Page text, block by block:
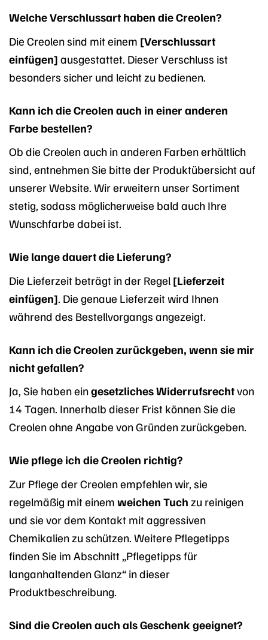
Welche Verschlussart haben die Creolen?
Die Creolen sind mit einem [Verschlussart
einfügen] ausgestattet. Dieser Verschluss ist
besonders sicher und leicht zu bedienen.
Kann ich die Creolen auch in einer anderen
Farbe bestellen?
Ob die Creolen auch in anderen Farben erhältlich
sind, entnehmen Sie bitte der Produktübersicht auf
unserer Website. Wir erweitern unser Sortiment
stetig, sodass möglicherweise bald auch Ihre
Wunschfarbe dabei ist.
Wie lange dauert die Lieferung?
Die Lieferzeit beträgt in der Regel [Lieferzeit
einfügen] . Die genaue Lieferzeit wird Ihnen
während des Bestellvorgangs angezeigt.
Kann ich die Creolen zurückgeben, wenn sie mir
nicht gefallen?
Ja, Sie haben eingesetzliches Widerrufsrechtvon
14 Tagen. Innerhalb dieser Frist können Sie die
Creolen ohne Angabe von Gründen zurückgeben.
Wie pflege ich die Creolen richtig?
Zur Pflege der Creolen empfehlen wir, sie
regelmäßig mit einem weichen Tuch zu reinigen
und sie vor dem Kontakt mit aggressiven
Chemikalien zu schützen. Weitere Pflegetipps
finden Sie im Abschnitt „Pflegetipps für
langanhaltenden Glanz“ in dieser
Produktbeschreibung.
Sind die Creolen auch als Geschenk geeignet?